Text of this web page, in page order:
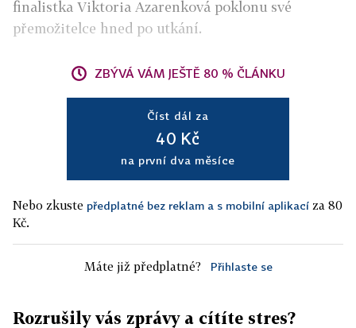
finalistka Viktoria Azarenková poklonu své
přemožitelce hned po utkání.
ZBÝVÁ VÁM JEŠTĚ 80 % ČLÁNKU
Číst dál za
40 Kč
na první dva měsíce
Nebo zkuste předplatné bez reklam a s mobilní aplikací za 80
Kč.
Máte již předplatné? Přihlaste se
Rozrušily vás zprávy a cítíte stres?